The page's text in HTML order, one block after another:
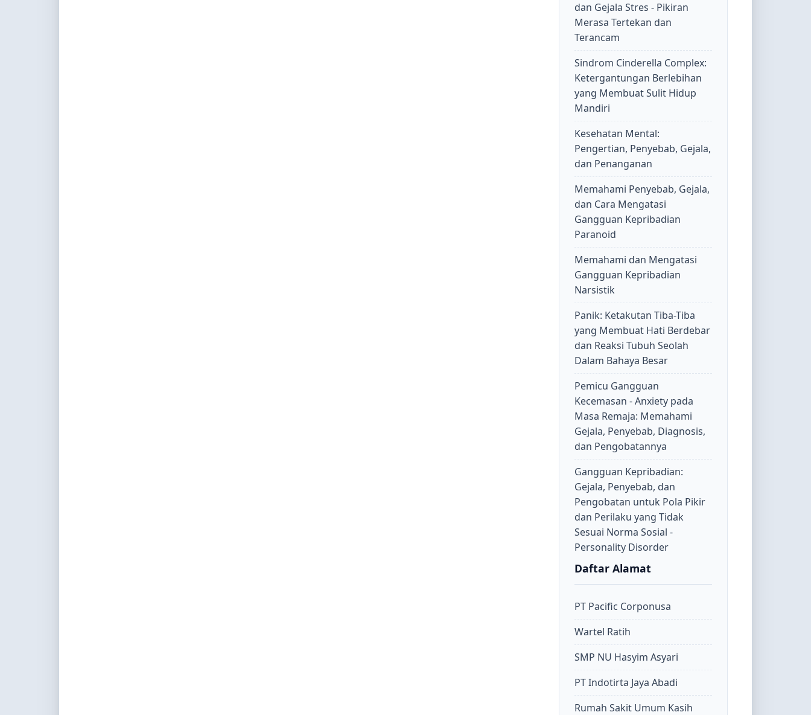
dan Gejala Stres - Pikiran
Merasa Tertekan dan
Terancam
Sindrom Cinderella Complex:
Ketergantungan Berlebihan
yang Membuat Sulit Hidup
Mandiri
Kesehatan Mental:
Pengertian, Penyebab, Gejala,
dan Penanganan
Memahami Penyebab, Gejala,
dan Cara Mengatasi
Gangguan Kepribadian
Paranoid
Memahami dan Mengatasi
Gangguan Kepribadian
Narsistik
Panik: Ketakutan Tiba-Tiba
yang Membuat Hati Berdebar
dan Reaksi Tubuh Seolah
Dalam Bahaya Besar
Pemicu Gangguan
Kecemasan - Anxiety pada
Masa Remaja: Memahami
Gejala, Penyebab, Diagnosis,
dan Pengobatannya
Gangguan Kepribadian:
Gejala, Penyebab, dan
Pengobatan untuk Pola Pikir
dan Perilaku yang Tidak
Sesuai Norma Sosial -
Personality Disorder
Daftar Alamat
PT Pacific Corponusa
Wartel Ratih
SMP NU Hasyim Asyari
PT Indotirta Jaya Abadi
Rumah Sakit Umum Kasih